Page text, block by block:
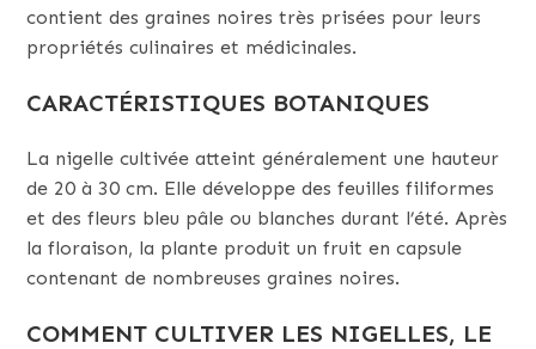
contient des graines noires très prisées pour leurs
propriétés culinaires et médicinales.
CARACTÉRISTIQUES BOTANIQUES
La nigelle cultivée atteint généralement une hauteur
de 20 à 30 cm. Elle développe des feuilles filiformes
et des fleurs bleu pâle ou blanches durant l’été. Après
la floraison, la plante produit un fruit en capsule
contenant de nombreuses graines noires.
COMMENT CULTIVER LES NIGELLES, LE